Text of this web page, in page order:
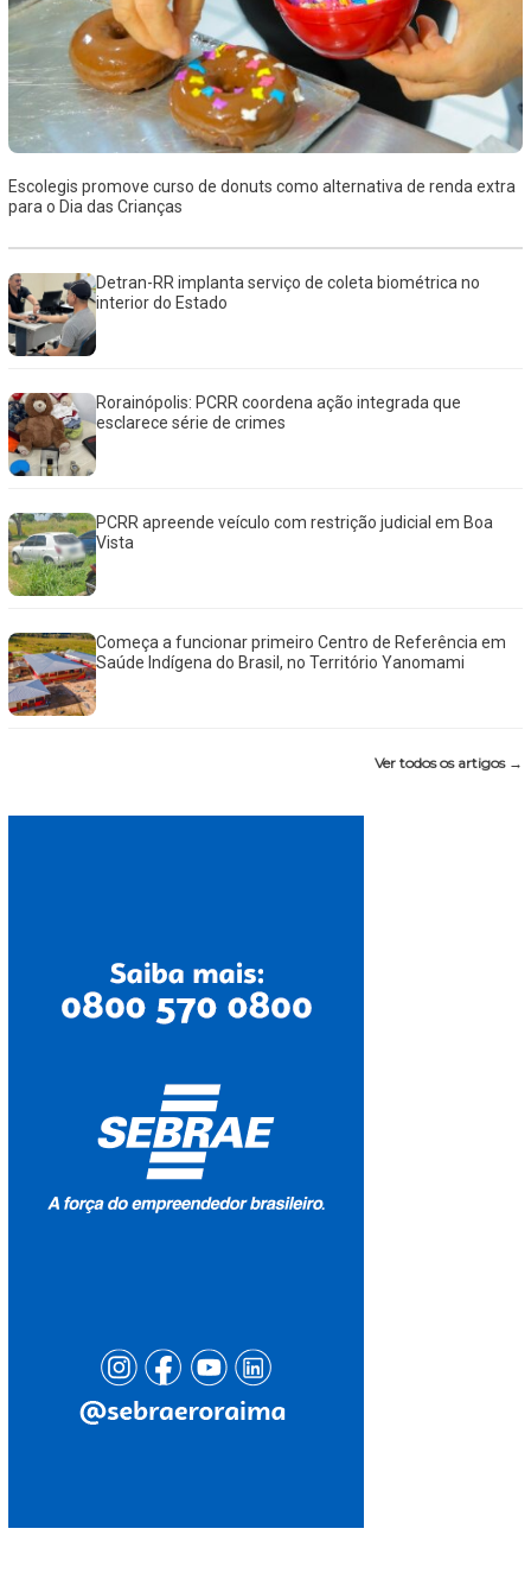
Escolegis promove curso de donuts como alternativa de renda extra
para o Dia das Crianças
Detran-RR implanta serviço de coleta biométrica no
interior do Estado
Rorainópolis: PCRR coordena ação integrada que
esclarece série de crimes
PCRR apreende veículo com restrição judicial em Boa
Vista
Começa a funcionar primeiro Centro de Referência em
Saúde Indígena do Brasil, no Território Yanomami
Ver todos os artigos →